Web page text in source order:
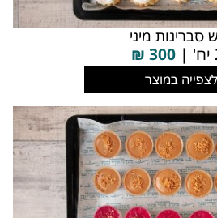
סברינות מיני
300
₪
לצפייה במוצר